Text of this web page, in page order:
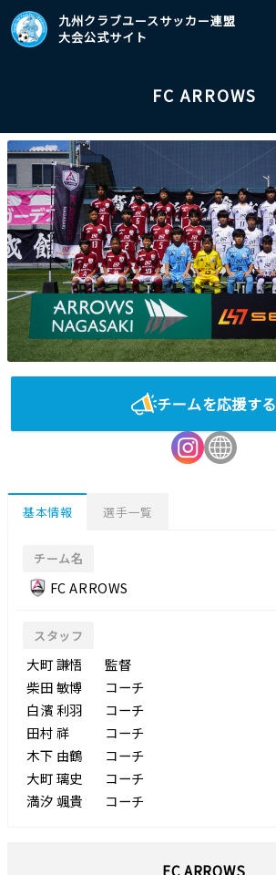
九州クラブユースサッカー連盟
大会公式サイト
FC ARROWS
チームを応援する
基本情報 選手一覧
チーム名
FC ARROWS
スタッフ
大町 謙悟
監督
柴田 敏博
コーチ
白濱 利羽
コーチ
田村 祥
コーチ
木下 由鶴
コーチ
大町 璃史
コーチ
満汐 颯貴
コーチ
FC ARROWS